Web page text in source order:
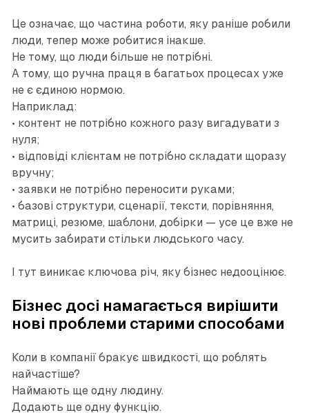
Це означає, що частина роботи, яку раніше робили
люди, тепер може робитися інакше.
Не тому, що люди більше не потрібні.
А тому, що ручна праця в багатьох процесах уже
не є єдиною нормою.
Наприклад:
• контент не потрібно кожного разу вигадувати з
нуля;
• відповіді клієнтам не потрібно складати щоразу
вручну;
• заявки не потрібно переносити руками;
• базові структури, сценарії, тексти, порівняння,
матриці, резюме, шаблони, добірки — усе це вже не
мусить забирати стільки людського часу.
І тут виникає ключова річ, яку бізнес недооцінює.
Бізнес досі намагається вирішити
нові проблеми старими способами
Коли в компанії бракує швидкості, що роблять
найчастіше?
Наймають ще одну людину.
Додають ще одну функцію.